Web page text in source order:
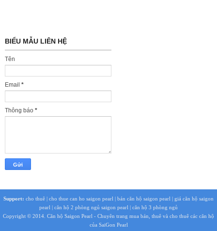
BIỂU MẪU LIÊN HỆ
Tên
Email *
Thông báo *
Support: cho thuê | cho thue can ho saigon pearl | bán căn hộ saigon pearl | giá căn hộ saigon
pearl | căn hộ 2 phòng ngủ saigon pearl | căn hộ 3 phòng ngủ
Copyright © 2014. Căn hộ Saigon Pearl - Chuyên trang mua bán, thuê và cho thuê các căn hộ
của SaiGon Pearl